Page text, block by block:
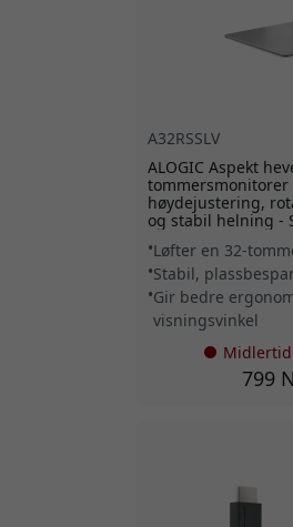
A32RSSLV
ALOGIC Aspekt
tommersmonitorer
høydejustering,
og stabil helning -
Løfter en 32-
Stabil,
Gir bedre
visningsvinkel
799